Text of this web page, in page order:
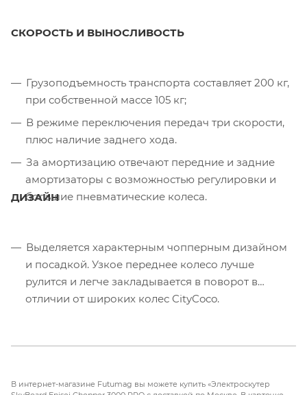
СКОРОСТЬ И ВЫНОСЛИВОСТЬ
Грузоподъемность транспорта составляет 200 кг,
при собственной массе 105 кг;
В режиме переключения передач три скорости,
плюс наличие заднего хода.
За амортизацию отвечают передние и задние
амортизаторы с возможностью регулировки и
большие пневматические колеса.
ДИЗАЙН
Выделяется характерным чопперным дизайном
и посадкой. Узкое переднее колесо лучше
рулится и легче закладывается в поворот в
отличии от широких колес CityCoco.
В интернет-магазине Futumag вы можете купить «Электроскутер